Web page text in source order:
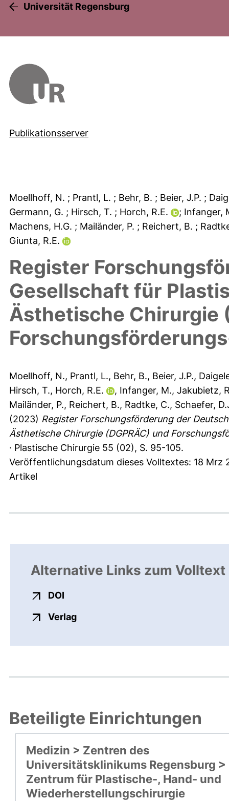
Universität Regensburg
Publikationsserver
Moellhoff, N. ; Prantl, L. ; Behr, B. ; Beier, J.P. ;
Germann, G. ; Hirsch, T. ; Horch, R.E.
; Infanger,
Machens, H.G. ; Mailänder, P. ; Reichert, B. ;
Giunta, R.E.
Register
Gesellschaft für
Ästhetische Chirurgie
Moellhoff, N., Prantl, L., Behr, B., Beier, J.P.,
Hirsch, T., Horch, R.E. , Infanger, M., Jakubietz,
Mailänder, P., Reichert, B., Radtke, C., Schaefer,
(2023) Register Forschungsförderung der
Ästhetische Chirurgie (DGPRÄC) und
· Plastische Chirurgie 55 (02), S. 95-105.
Veröffentlichungsdatum dieses Volltextes: 18 Mrz
Artikel
Alternative Links zum Volltext
DOI
Verlagexterner Link, öffnet neues
Beteiligte Einrichtungen
Medizin > Zentren des
Universitätsklinikums Regensburg >
Zentrum für Plastische-, Hand- und
Wiederherstellungschirurgie